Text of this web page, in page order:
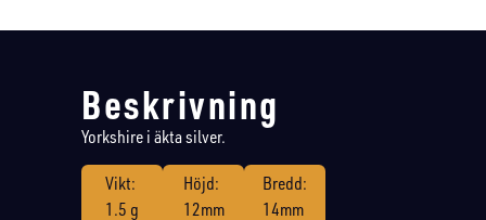
Beskrivning
Yorkshire i äkta silver.
Vikt:
1.5 g
Höjd:
12mm
Bredd:
14mm